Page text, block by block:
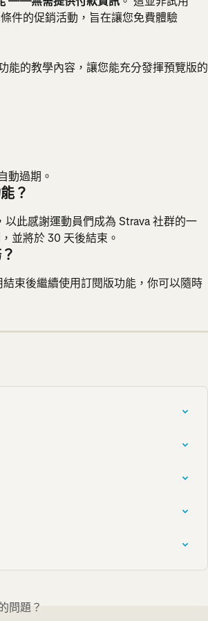
件的促銷活動，旨在讓您免費體驗
能的教學內容，讓您能充分發揮預覽版的
動過期。
？
此感謝運動員們成為 Strava 社群的一
，並將於 30 天後結束。
束後繼續使用訂閱版功能，你可以隨時
問題？